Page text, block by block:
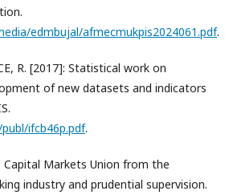
edmbujal/afmecmukpis2024061.pdf.
R. [2017]: Statistical work on
of new datasets and indicators
ifcb46p.pdf.
Capital Markets Union from the
industry and prudential supervision.